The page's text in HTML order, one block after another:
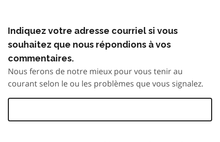
Indiquez votre adresse courriel si vous
souhaitez que nous répondions à vos
commentaires.
Nous ferons de notre mieux pour vous tenir au
courant selon le ou les problèmes que vous signalez.